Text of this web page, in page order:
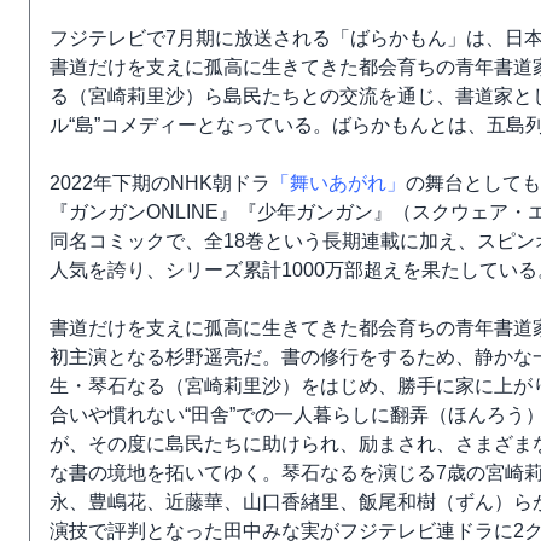
フジテレビで7月期に放送される「ばらかもん」は、日
書道だけを支えに孤高に生きてきた都会育ちの青年書
る（宮崎莉里沙）ら島民たちとの交流を通じ、書道家
ル“島”コメディーとなっている。ばらかもんとは、五島
2022年下期のNHK朝ドラ 「舞いあがれ」 の舞台として
『ガンガンONLINE』『少年ガンガン』（スクウェア
同名コミックで、全18巻という長期連載に加え、スピ
人気を誇り、シリーズ累計1000万部超えを果たしている
書道だけを支えに孤高に生きてきた都会育ちの青年書
初主演となる杉野遥亮だ。書の修行をするため、静か
生・琴石なる（宮崎莉里沙）をはじめ、勝手に家に上
合いや慣れない“田舎”での一人暮らしに翻弄（ほんろ
が、その度に島民たちに助けられ、励まされ、さまざ
な書の境地を拓いてゆく。琴石なるを演じる7歳の宮崎
永、豊嶋花、近藤華、山口香緖里、飯尾和樹（ずん）ら
演技で評判となった田中みな実がフジテレビ連ドラに2